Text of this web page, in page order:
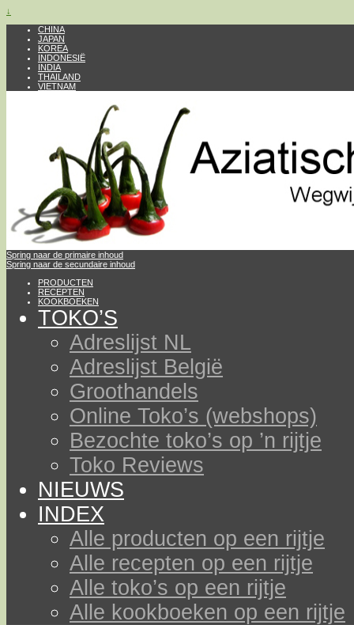
↓
CHINA
JAPAN
KOREA
INDONESIË
INDIA
THAILAND
VIETNAM
Spring naar de primaire inhoud
Spring naar de secundaire inhoud
PRODUCTEN
RECEPTEN
KOOKBOEKEN
TOKO’S
Adreslijst NL
Adreslijst België
Groothandels
Online Toko’s (webshops)
Bezochte toko’s op ’n rijtje
Toko Reviews
NIEUWS
INDEX
Alle producten op een rijtje
Alle recepten op een rijtje
Alle toko’s op een rijtje
Alle kookboeken op een rijtje